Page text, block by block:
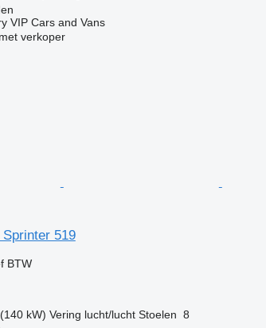
VIP Cars and Vans
verkoper
519
BTW
kW) Vering lucht/lucht Stoelen 8